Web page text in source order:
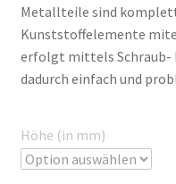
Metallteile sind
Kunststoffelemente
erfolgt mittels Schraub-
dadurch einfach und
Höhe (in mm)